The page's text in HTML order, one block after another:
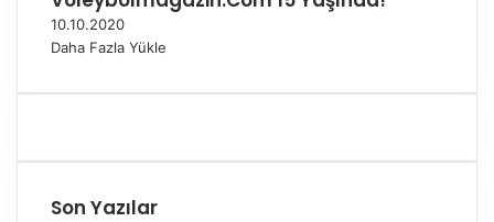
ç
ı
l
ç
y
10.10.2020
Daha Fazla Yükle
Son Yazılar